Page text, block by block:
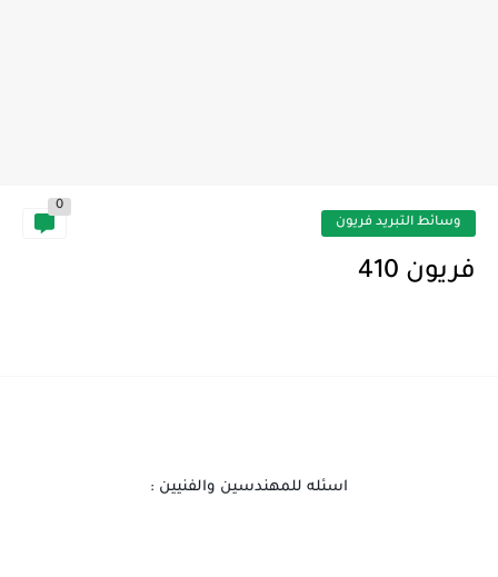
وسائط التبريد فريون
0
فريون 410
اسئله للمهندسين والفنيين :